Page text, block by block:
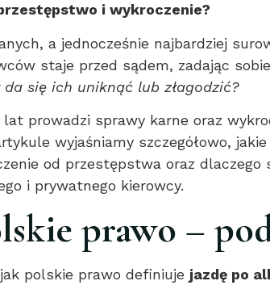
i wykroczenie?
a jednocześnie najbardziej
staje przed sądem, zadając
się ich uniknąć lub złagodzić?
lat prowadzi sprawy karne oraz
wyjaśniamy szczegółowo, jakie
od przestępstwa oraz
i prywatnego kierowcy.
prawo –
polskie prawo definiuje jazdę po